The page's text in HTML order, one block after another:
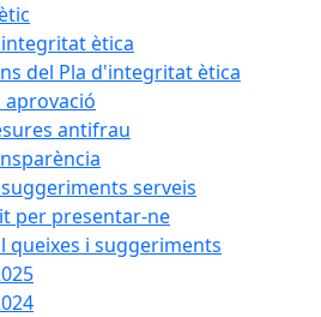
ètica
del Pla d'integritat ètica
aprovació
antifrau
serveis
per presentar-ne
queixes i suggeriments